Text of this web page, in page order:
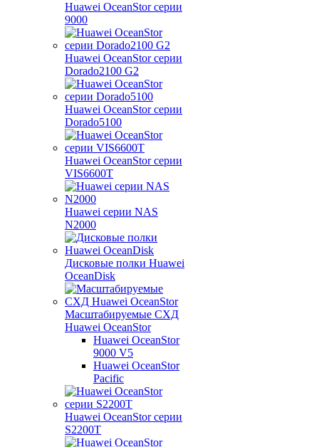
Huawei OceanStor серии
9000
Huawei OceanStor серии
Dorado2100 G2
Huawei OceanStor серии
Dorado5100
Huawei OceanStor серии
VIS6600T
Huawei серии NAS
N2000
Дисковые полки Huawei
OceanDisk
Масштабируемые СХД
Huawei OceanStor
Huawei OceanStor
9000 V5
Huawei OceanStor
Pacific
Huawei OceanStor серии
S2200T